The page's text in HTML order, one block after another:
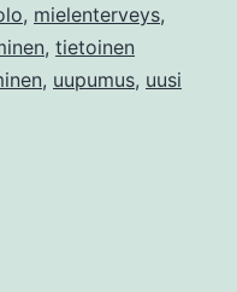
, mielenterveys,
, tietoinen
, uupumus, uusi